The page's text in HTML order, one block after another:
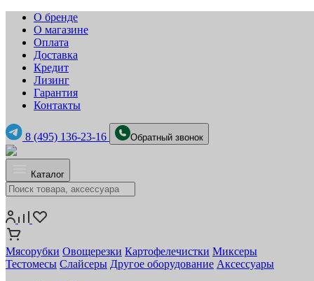
О бренде
О магазине
Оплата
Доставка
Кредит
Лизинг
Гарантия
Контакты
8 (495) 136-23-16 Обратный звонок
Каталог
Мясорубки Овощерезки Картофелечистки Миксеры
Тестомесы Слайсеры Другое оборудование Аксессуары